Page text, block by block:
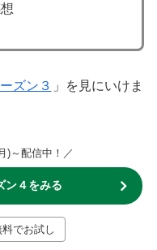
ズン３
」を見にいけま
)～配信中！／
ン４をみる
でお試し